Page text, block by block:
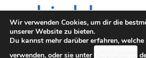
© 2025 NWB Verlag. Kiehl ist eine Marke
Wir verwenden Cookies, um dir die
unserer Website zu bieten.
Du kannst mehr darüber erfahren,
verwenden, oder sie unter